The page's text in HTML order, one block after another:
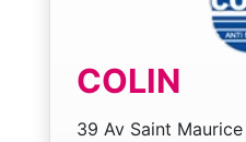
COLIN
39 Av Saint